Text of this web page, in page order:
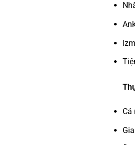
Cá